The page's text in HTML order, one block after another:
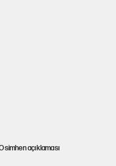
açıklaması